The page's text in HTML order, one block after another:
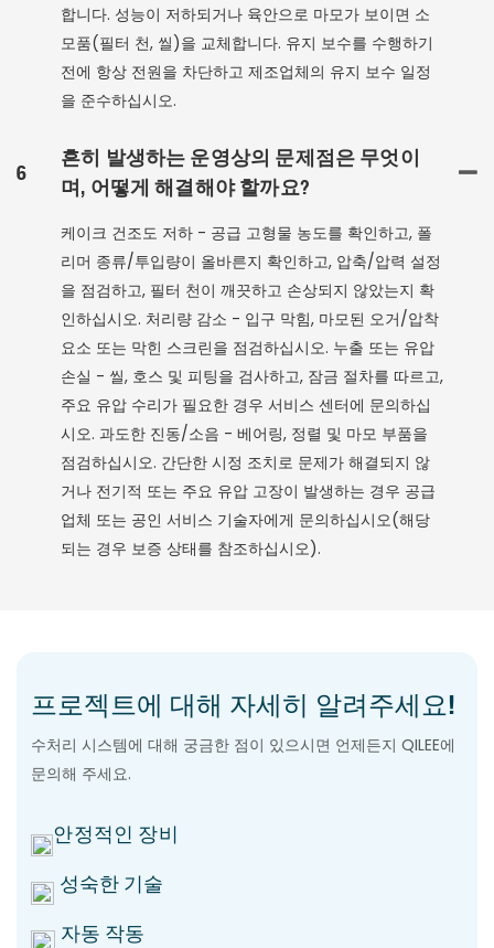
합니다. 성능이 저하되거나 육안으로 마모가 보이면 소
모품(필터 천, 씰)을 교체합니다. 유지 보수를 수행하기
전에 항상 전원을 차단하고 제조업체의 유지 보수 일정
을 준수하십시오.
6
흔히 발생하는 운영상의 문제점은 무엇이
며, 어떻게 해결해야 할까요?
케이크 건조도 저하 - 공급 고형물 농도를 확인하고, 폴
리머 종류/투입량이 올바른지 확인하고, 압축/압력 설정
을 점검하고, 필터 천이 깨끗하고 손상되지 않았는지 확
인하십시오. 처리량 감소 - 입구 막힘, 마모된 오거/압착
요소 또는 막힌 스크린을 점검하십시오. 누출 또는 유압
손실 - 씰, 호스 및 피팅을 검사하고, 잠금 절차를 따르고,
주요 유압 수리가 필요한 경우 서비스 센터에 문의하십
시오. 과도한 진동/소음 - 베어링, 정렬 및 마모 부품을
점검하십시오. 간단한 시정 조치로 문제가 해결되지 않
거나 전기적 또는 주요 유압 고장이 발생하는 경우 공급
업체 또는 공인 서비스 기술자에게 문의하십시오(해당
되는 경우 보증 상태를 참조하십시오).
프로젝트에 대해 자세히 알려주세요!
수처리 시스템에 대해 궁금한 점이 있으시면 언제든지 QILEE에
문의해 주세요.
안정적인 장비
성숙한 기술
자동 작동